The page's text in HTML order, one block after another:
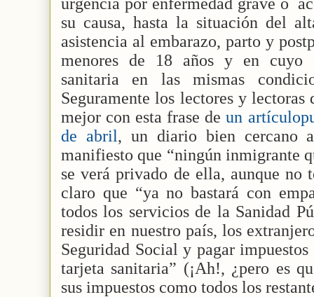
su causa, hasta la situación del
asistencia al embarazo, parto y
menores de 18 años y en cuyo
sanitaria en las mismas
Seguramente los lectores y lectoras
mejor con esta frase deun
de abril, un diario bien cercano
manifiesto que “ningún inmigrante
se verá privado de ella, aunque no
claro que “ya no bastará con
todos los servicios de la Sanidad
residir en nuestro país, los
Seguridad Social y pagar
tarjeta sanitaria” (¡Ah!, ¿pero es
sus impuestos como todos los